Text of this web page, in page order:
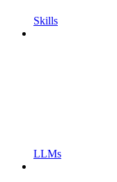
Skills
LLMs